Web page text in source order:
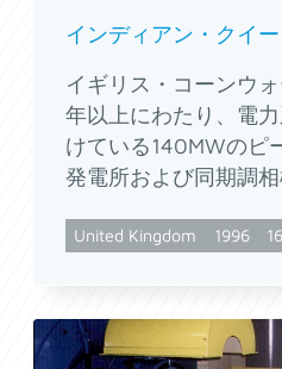
インディアン・クイ
イギリス・コーンウ
年以上にわたり、電
けている140MWのピ
発電所および同期調相
United Kingdom 1996